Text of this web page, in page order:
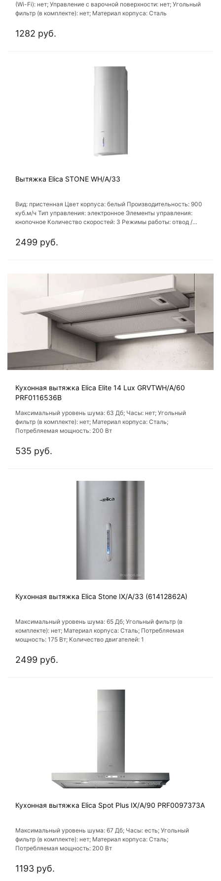
(Wi-Fi): нет; Управление с варочной поверхности: нет; Угольный
фильтр (в комплекте): нет; Материал корпуса: Сталь
1282 руб.
Вытяжка Elica STONE WH/A/33
Вид: пристенная Цвет корпуса: белый Производительность: 900
куб.м/ч Тип управления: электронное Элементы управления:
кнопочное Количество скоростей: 3 Режимы работы: отвод /
2499 руб.
Кухонная вытяжка Elica Elite 14 Lux GRVTWH/A/60
PRF0116536B
Максимальный уровень шума: 63 Дб; Часы: нет; Угольный
фильтр (в комплекте): нет; Материал корпуса: Сталь;
Потребляемая мощность: 200 Вт
535 руб.
Кухонная вытяжка Elica Stone IX/A/33 (61412862A)
Максимальный уровень шума: 65 Дб; Угольный фильтр (в
комплекте): нет; Материал корпуса: Сталь; Потребляемая
мощность: 175 Вт; Количество двигателей: 1
2499 руб.
Кухонная вытяжка Elica Spot Plus IX/A/90 PRF0097373A
Максимальный уровень шума: 67 Дб; Часы: есть; Угольный
фильтр (в комплекте): нет; Материал корпуса: Сталь;
Потребляемая мощность: 200 Вт
1193 руб.